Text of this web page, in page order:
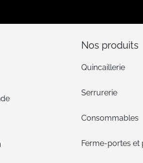
:
Nos produits
Quincaillerie
Serrurerie
Consommables
Ferme-portes et